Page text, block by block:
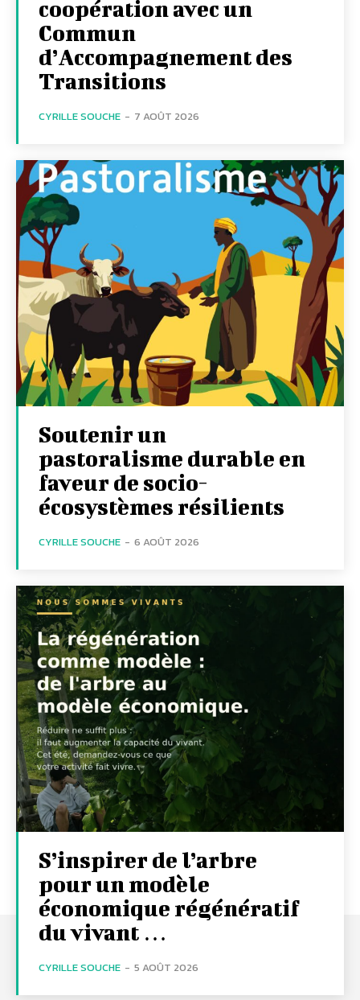
coopération avec un
Commun
d’Accompagnement des
Transitions
CYRILLE SOUCHE - 7 AOÛT 2026
Soutenir un
pastoralisme durable en
faveur de socio-
écosystèmes résilients
CYRILLE SOUCHE - 6 AOÛT 2026
S’inspirer de l’arbre
pour un modèle
économique régénératif
du vivant …
CYRILLE SOUCHE - 5 AOÛT 2026